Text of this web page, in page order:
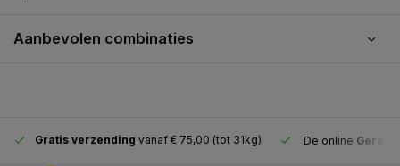
Aanbevolen combinaties
Gratis verzending vanaf € 75,00 (tot 31kg) De online